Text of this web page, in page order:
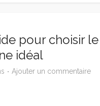
pour choisir le
idéal
Ajouter un commentaire